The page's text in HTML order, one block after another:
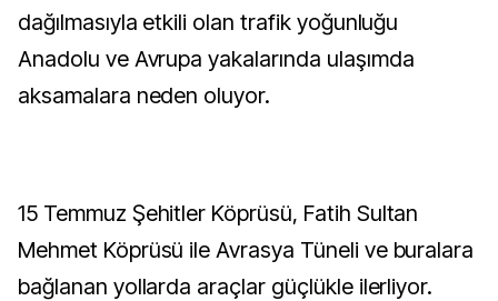
dağılmasıyla etkili olan trafik yoğunluğu
Anadolu ve Avrupa yakalarında ulaşımda
aksamalara neden oluyor.
15 Temmuz Şehitler Köprüsü, Fatih Sultan
Mehmet Köprüsü ile Avrasya Tüneli ve buralara
bağlanan yollarda araçlar güçlükle ilerliyor.